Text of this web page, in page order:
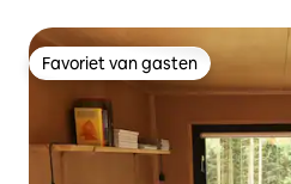
Favoriet van gasten
Favoriet van gasten